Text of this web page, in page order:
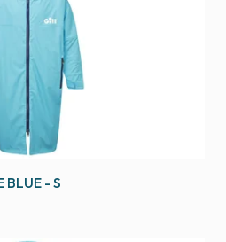
BLUE - S